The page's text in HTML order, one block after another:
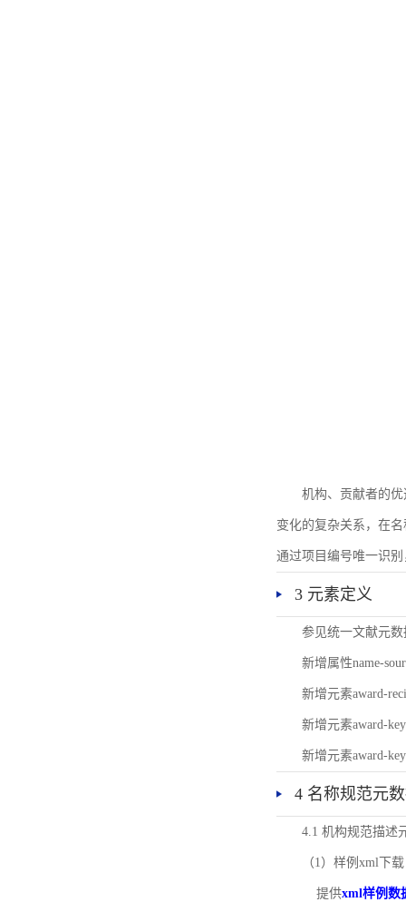
机构、贡献者的
变化的复杂关系，在
通过项目编号唯一识
3 元素定义
参见统一文献元
新增属性name-
新增元素award-
新增元素award-
新增元素award-
4 名称规范元
4.1 机构规范描述
（1）样例xml下载
提供xml样例数